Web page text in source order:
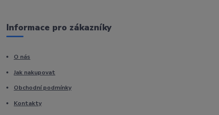
Informace pro zákazníky
O nás
Jak nakupovat
Obchodní podmínky
Kontakty